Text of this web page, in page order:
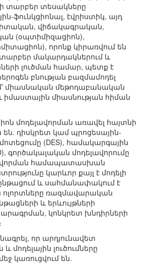
տարբեր տեսակները
ֆունկցիոնալ, էվրիստիկ, այդ
վիճակագրական,
(օպտիմիզացիոն),
որոնք կիրառվում են
մակարդակներում և
լուծման համար, պետք է
բնության բազմամոդել
միասնական մեթոդաբանական
իմաստային միասնության հիման
մոդելավորման առավել հայտնի
են. դիսկրետ կամ պրոցեսային-
(DES), համակարգային
գործակալական մոդելավորումը
համապատասխան
կարևոր քայլ է մոդելի
և սահմանափակում է
ոլորտները ռազմավարական
և երևույթների
կոնկրետ խնդիրների
որ արդյունավետ
մոդելային լուծումները
կառուցվում են.